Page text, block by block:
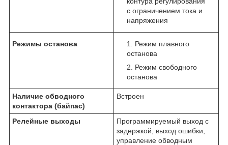
с ограничением тока и
напряжения
Режимы останова
Режим плавного
останова
Режим свободного
останова
Наличие обводного
контактора (байпас)
Встроен
Релейные выходы
Программируемый выход с
задержкой, выход ошибки,
управление обводным